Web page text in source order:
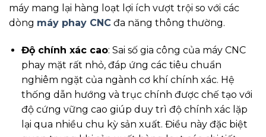
máy mang lại hàng loạt lợi ích vượt trội so với các
dòng máy phay CNC đa năng thông thường.
Độ chính xác cao: Sai số gia công của máy CNC
phay mặt rất nhỏ, đáp ứng các tiêu chuẩn
nghiêm ngặt của ngành cơ khí chính xác. Hệ
thống dẫn hướng và trục chính được chế tạo với
độ cứng vững cao giúp duy trì độ chính xác lặp
lại qua nhiều chu kỳ sản xuất. Điều này đặc biệt